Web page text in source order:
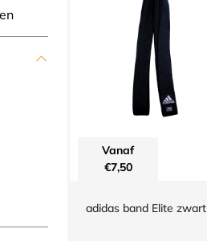
Vanaf
€7,50
adidas band Elite zwart